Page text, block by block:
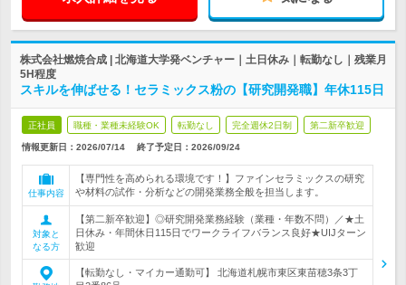
株式会社燃焼合成 | 北海道大学発ベンチャー｜土日休み｜転勤なし｜残業月
5H程度
スキルを伸ばせる！セラミックス粉の【研究開発職】年休115日
正社員 職種・業種未経験OK 転勤なし 完全週休2日制 第二新卒歓迎
情報更新日：2026/07/14 終了予定日： 2026/09/24
仕事内容
【専門性を高められる環境です！】ファインセラミックスの研究
や材料の試作・分析などの開発業務全般を担当します。
対象と
なる方
【第二新卒歓迎】◎研究開発業務経験（業種・年数不問）／★土
日休み・年間休日115日でワークライフバランス良好★UIJターン
歓迎
【転勤なし・マイカー通勤可】 北海道札幌市東区東苗穂3条3丁